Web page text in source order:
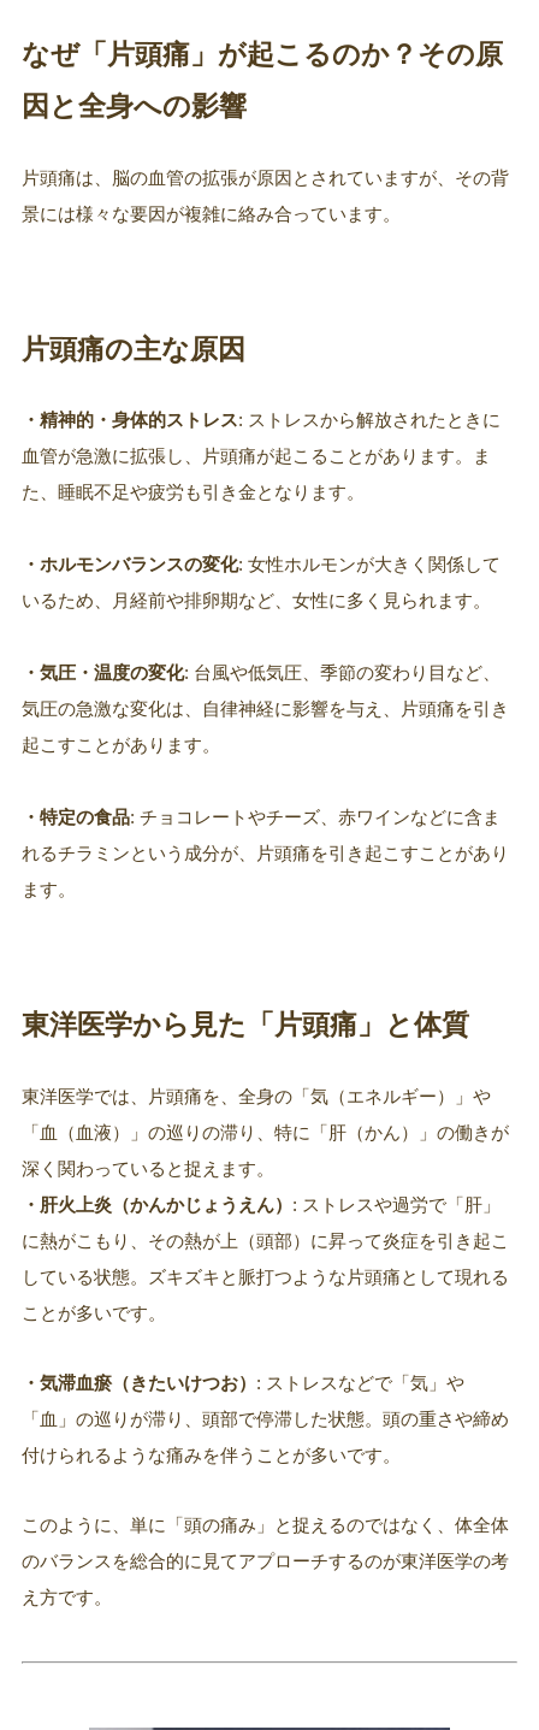
なぜ「片頭痛」が起こるのか？その原
因と全身への影響
片頭痛は、脳の血管の拡張が原因とされていますが、その背
景には様々な要因が複雑に絡み合っています。
片頭痛の主な原因
・精神的・身体的ストレス: ストレスから解放されたときに
血管が急激に拡張し、片頭痛が起こることがあります。ま
た、睡眠不足や疲労も引き金となります。
・ホルモンバランスの変化: 女性ホルモンが大きく関係して
いるため、月経前や排卵期など、女性に多く見られます。
・気圧・温度の変化: 台風や低気圧、季節の変わり目など、
気圧の急激な変化は、自律神経に影響を与え、片頭痛を引き
起こすことがあります。
・特定の食品: チョコレートやチーズ、赤ワインなどに含ま
れるチラミンという成分が、片頭痛を引き起こすことがあり
ます。
東洋医学から見た「片頭痛」と体質
東洋医学では、片頭痛を、全身の「気（エネルギー）」や
「血（血液）」の巡りの滞り、特に「肝（かん）」の働きが
深く関わっていると捉えます。
・肝火上炎（かんかじょうえん） : ストレスや過労で「肝」
に熱がこもり、その熱が上（頭部）に昇って炎症を引き起こ
している状態。ズキズキと脈打つような片頭痛として現れる
ことが多いです。
・気滞血瘀（きたいけつお） : ストレスなどで「気」や
「血」の巡りが滞り、頭部で停滞した状態。頭の重さや締め
付けられるような痛みを伴うことが多いです。
このように、単に「頭の痛み」と捉えるのではなく、体全体
のバランスを総合的に見てアプローチするのが東洋医学の考
え方です。